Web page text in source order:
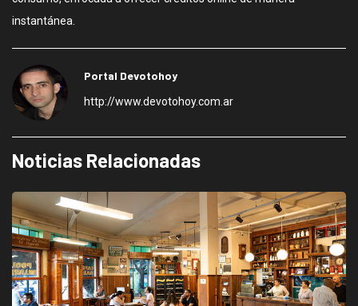
instantánea.
Portal Devotohoy
http://www.devotohoy.com.ar
Noticias Relacionadas